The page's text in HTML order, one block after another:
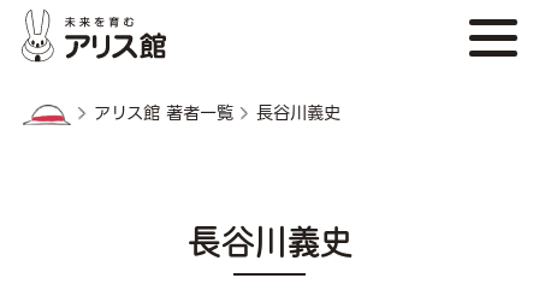
アリス館 著者一覧 長谷川義史
長谷川義史